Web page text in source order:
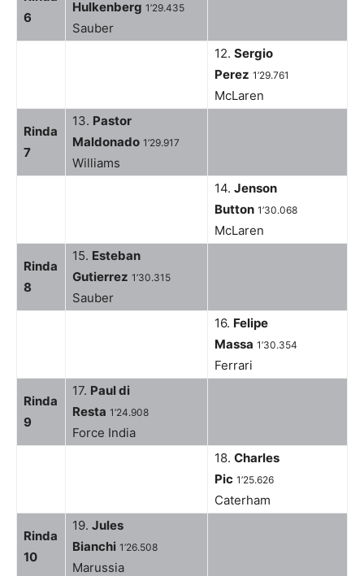
6
Hulkenberg 1’29.435
Sauber
12. Sergio
Perez 1’29.761
McLaren
Rinda
7
13. Pastor
Maldonado 1’29.917
Williams
14. Jenson
Button 1’30.068
McLaren
Rinda
8
15. Esteban
Gutierrez 1’30.315
Sauber
16. Felipe
Massa 1’30.354
Ferrari
Rinda
9
17. Paul di
Resta 1’24.908
Force India
18. Charles
Pic 1’25.626
Caterham
Rinda
10
19. Jules
Bianchi 1’26.508
Marussia